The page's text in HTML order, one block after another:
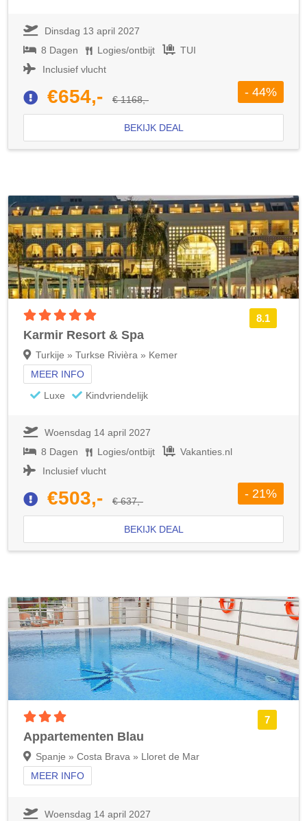
Dinsdag 13 april 2027
8 Dagen
Logies/ontbijt
TUI
Inclusief vlucht
€654,- € 1168,-
- 44%
BEKIJK DEAL
8.1
Karmir Resort & Spa
Turkije » Turkse Rivièra » Kemer
MEER INFO
Luxe
Kindvriendelijk
Woensdag 14 april 2027
8 Dagen
Logies/ontbijt
Vakanties.nl
Inclusief vlucht
€503,- € 637,-
- 21%
BEKIJK DEAL
7
Appartementen Blau
Spanje » Costa Brava » Lloret de Mar
MEER INFO
Woensdag 14 april 2027